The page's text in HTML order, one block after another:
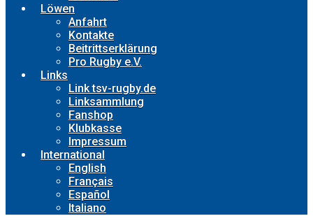
Löwen
Anfahrt
Kontakte
Beitrittserklärung
Pro Rugby e.V.
Links
Link tsv-rugby.de
Linksammlung
Fanshop
Klubkasse
Impressum
International
English
Français
Español
Italiano